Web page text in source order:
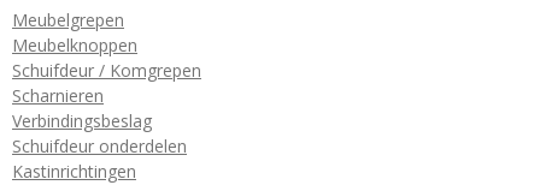
Meubelgrepen
Meubelknoppen
Schuifdeur / Komgrepen
Scharnieren
Verbindingsbeslag
Schuifdeur onderdelen
Kastinrichtingen